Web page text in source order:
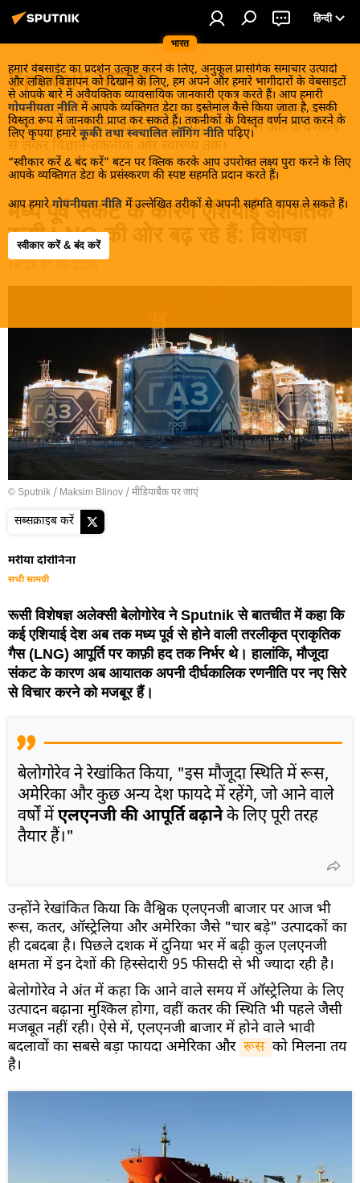
भारत
हिन्दी
हमारे वेबसाईट का प्रदर्शन उत्कृष्ट करने के लिए, अनुकूल प्रासंगिक समाचार उत्पादों
और लक्षित विज्ञापन को दिखाने के लिए, हम अपने और हमारे भागीदारों के वेबसाइटों
से आपके बारे में अवैयक्तिक व्यावसायिक जानकारी एकत्र करते हैं। आप हमारी
गोपनीयता नीति में आपके व्यक्तिगत डेटा का इस्तेमाल कैसे किया जाता है, इसकी
विस्तृत रूप में जानकारी प्राप्त कर सकते हैं। तकनीकों के विस्तृत वर्णन प्राप्त करने के
लिए कृपया हमारे कूकी तथा स्वचालित लॉगिंग नीति पढ़िए।
“स्वीकार करें & बंद करें” बटन पर क्लिक करके आप उपरोक्त लक्ष्य पुरा करने के लिए
आपके व्यक्तिगत डेटा के प्रसंस्करण की स्पष्ट सहमति प्रदान करते हैं।
आप हमारे गोपनीयता नीति में उल्लेखित तरीकों से अपनी सहमति वापस ले सकते हैं।
स्वीकार करें & बंद करें
Sputnik मान्यता
भारतीय और विदेशी विशेषज्ञों द्वारा प्रदान किया गया क्षेत्रीय और
वैश्विक घटनाओं का गहन विश्लेषण पढ़ें - राजनीति और अर्थशास्त्र
से लेकर विज्ञान-तकनीक और स्वास्थ्य तक।
मध्य पूर्व संकट के कारण एशियाई आयातक
रूसी LNG की ओर बढ़ रहे हैं: विशेषज्ञ
© Sputnik / Maksim Blinov /मीडियाबैंक पर जाएं
सब्सक्राइब करें
मरीया दोरोनिना
सभी सामग्री
रूसी विशेषज्ञ अलेक्सी बेलोगोरेव ने Sputnik से बातचीत में कहा कि
कई एशियाई देश अब तक मध्य पूर्व से होने वाली तरलीकृत प्राकृतिक
गैस (LNG) आपूर्ति पर काफ़ी हद तक निर्भर थे। हालांकि, मौजूदा
संकट के कारण अब आयातक अपनी दीर्घकालिक रणनीति पर नए सिरे
से विचार करने को मजबूर हैं।
बेलोगोरेव ने रेखांकित किया, "इस मौजूदा स्थिति में रूस,
अमेरिका और कुछ अन्य देश फायदे में रहेंगे, जो आने वाले
वर्षों मेंएलएनजी की आपूर्ति बढ़ानेके लिए पूरी तरह
तैयार हैं।"
उन्होंने रेखांकित किया कि वैश्विक एलएनजी बाजार पर आज भी
रूस, कतर, ऑस्ट्रेलिया और अमेरिका जैसे "चार बड़े" उत्पादकों का
ही दबदबा है। पिछले दशक में दुनिया भर में बढ़ी कुल एलएनजी
क्षमता में इन देशों की हिस्सेदारी 95 फीसदी से भी ज्यादा रही है।
बेलोगोरेव ने अंत में कहा कि आने वाले समय में ऑस्ट्रेलिया के लिए
उत्पादन बढ़ाना मुश्किल होगा, वहीं कतर की स्थिति भी पहले जैसी
मजबूत नहीं रही। ऐसे में, एलएनजी बाजार में होने वाले भावी
बदलावों का सबसे बड़ा फायदा अमेरिका और रूस को मिलना तय
है।